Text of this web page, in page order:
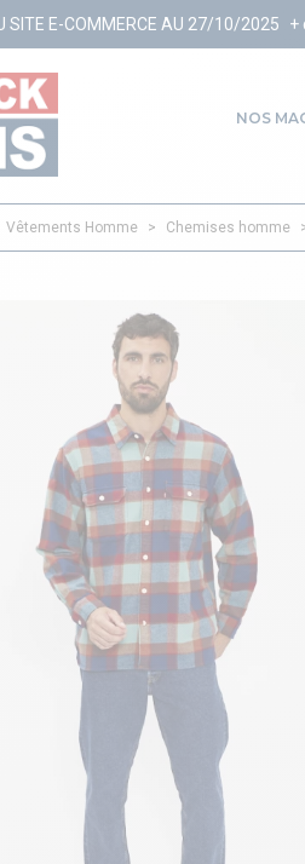
AU 27/10/2025 + d'infos
NOS
Vêtements Homme > Chemises homme